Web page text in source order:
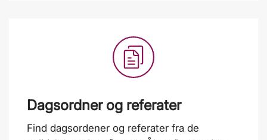
Dagsordner og referater
Find dagsordener og referater fra de